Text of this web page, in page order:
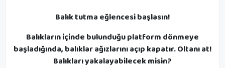
Balık tutma eğlencesi başlasın!
Balıkların içinde bulunduğu platform dönmeye
başladığında, balıklar ağızlarını açıp kapatır. Oltanı at!
Balıkları yakalayabilecek misin?